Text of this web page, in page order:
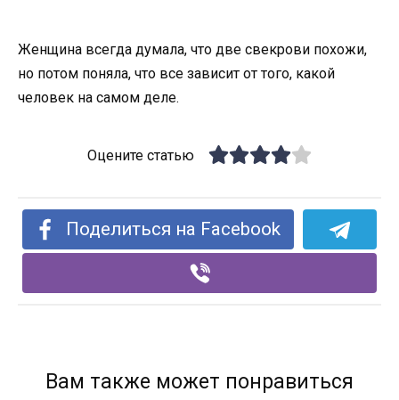
Женщина всегда думала, что две свекрови похожи,
но потом поняла, что все зависит от того, какой
человек на самом деле.
Оцените статью
Поделиться на Facebook
Вам также может понравиться